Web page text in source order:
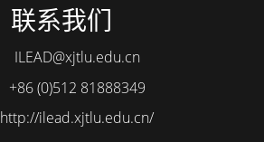
联系我们
ILEAD@xjtlu.edu.cn
+86 (0)512 81888349
http://ilead.xjtlu.edu.cn/